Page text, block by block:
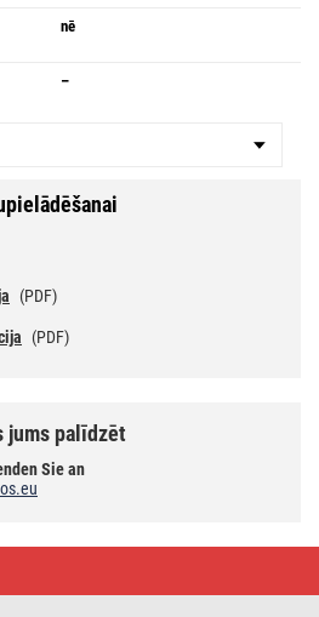
nē
–
(PDF)
(PDF)
jums palīdzēt
Sie an